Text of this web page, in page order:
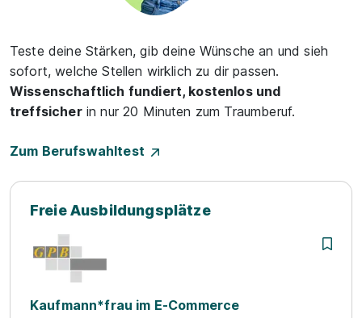
Teste deine Stärken, gib deine Wünsche an und sieh
sofort, welche Stellen wirklich zu dir passen.
Wissenschaftlich fundiert, kostenlos und
treffsicherin nur 20 Minuten zum Traumberuf.
Zum Berufswahltest
Freie Ausbildungsplätze
Kaufmann*frau im E-Commerce